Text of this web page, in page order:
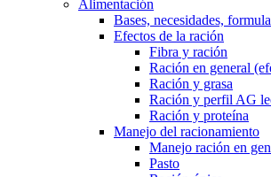
Alimentación
Bases, necesidades,
Efectos de la ración
Fibra y ración
Ración en general
Ración y grasa
Ración y perfil AG
Ración y proteína
Manejo del racionamiento
Manejo ración en
Pasto